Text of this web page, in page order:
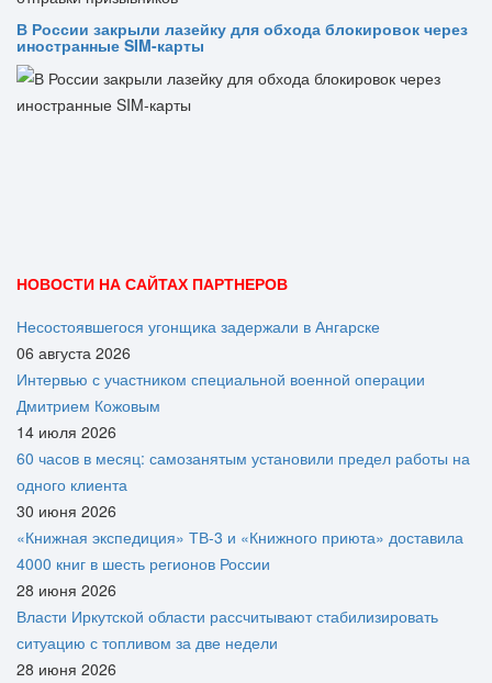
В России закрыли лазейку для обхода блокировок через
иностранные SIM-карты
НОВОСТИ НА САЙТАХ ПАРТНЕРОВ
Несостоявшегося угонщика задержали в Ангарске
06 августа 2026
Интервью с участником специальной военной операции
Дмитрием Кожовым
14 июля 2026
60 часов в месяц: самозанятым установили предел работы на
одного клиента
30 июня 2026
«Книжная экспедиция» ТВ-3 и «Книжного приюта» доставила
4000 книг в шесть регионов России
28 июня 2026
Власти Иркутской области рассчитывают стабилизировать
ситуацию с топливом за две недели
28 июня 2026